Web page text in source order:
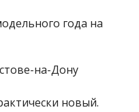
года на
новый.